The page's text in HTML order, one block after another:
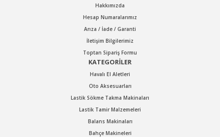
Hakkımızda
Hesap Numaralarımız
Arıza / İade / Garanti
İletişim Bilgilerimiz
Toptan Sipariş Formu
KATEGORİLER
Havalı El Aletleri
Oto Aksesuarları
Lastik Sökme Takma Makinaları
Lastik Tamir Malzemeleri
Balans Makinaları
Bahçe Makineleri